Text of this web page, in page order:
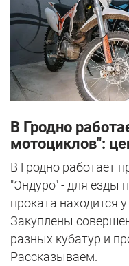
В Гродно
мотоциклов":
В Гродно работает
"Эндуро" - для езды
проката находится
Закуплены
разных кубатур и
Рассказываем.